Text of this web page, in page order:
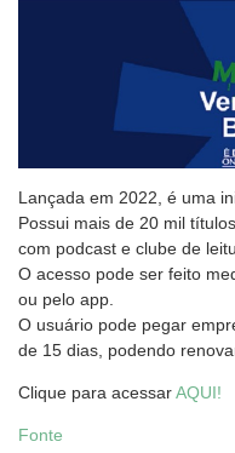
Lançada em 2022, é uma
Possui mais de 20 mil
com podcast e clube de
O acesso pode ser feito
ou pelo app.
O usuário pode pegar
de 15 dias, podendo
Clique para acessarAQUI!
Fonte